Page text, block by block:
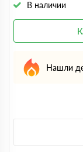
В наличии
Нашли